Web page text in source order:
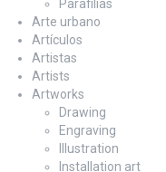
Parafilias
Arte urbano
Artículos
Artistas
Artists
Artworks
Drawing
Engraving
Illustration
Installation art